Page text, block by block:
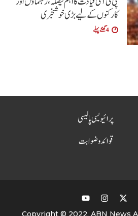
کارکنوں کے لیے بڑی خوشخبری
4 گھنٹے پہلے
پرائیویسی پالیسی
قوائد و ضوابت
Copyright © 2022, ABN News